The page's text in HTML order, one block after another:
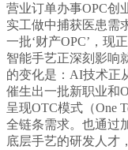
营业订单办事OPC创
实工做中捕获医患需
一批‘财产OPC’，现
智能手艺正深刻影响
的变化是：AI技术正
催生出一批新职业和
呈现OTC模式（One
全链条需求。也通过
底层手艺的研发人才